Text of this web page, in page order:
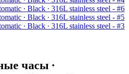
часы ∙